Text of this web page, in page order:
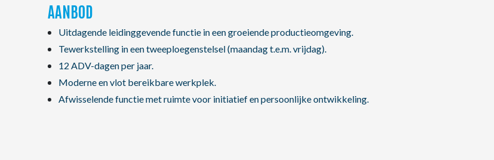
AANBOD
Uitdagende leidinggevende functie in een groeiende productieomgeving.
Tewerkstelling in een tweeploegenstelsel (maandag t.e.m. vrijdag).
12 ADV-dagen per jaar.
Moderne en vlot bereikbare werkplek.
Afwisselende functie met ruimte voor initiatief en persoonlijke ontwikkeling.